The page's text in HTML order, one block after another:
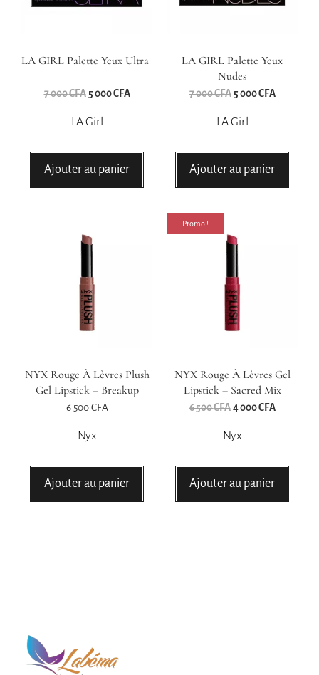
LA GIRL Palette Yeux Ultra
7 000CFA 5 000CFA
LA Girl
Ajouter au panier
LA GIRL Palette Yeux
Nudes
7 000CFA 5 000CFA
LA Girl
Ajouter au panier
NYX Rouge À Lèvres Plush
Gel Lipstick – Breakup
6 500 CFA
Nyx
Ajouter au panier
Promo !
NYX Rouge À Lèvres Gel
Lipstick – Sacred Mix
6 500CFA 4 000CFA
Nyx
Ajouter au panier